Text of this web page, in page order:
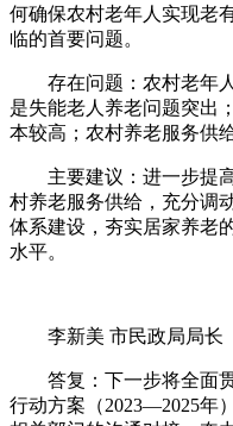
何确保农村老年人实现老
临的首要问题。
存在问题：农村老年
是失能老人养老问题突出
本较高；农村养老服务供
主要建议：进一步提
村养老服务供给，充分调
体系建设，夯实居家养老
水平。
李新美 市民政局局长
答复：下一步将全面
行动方案（2023—2025年